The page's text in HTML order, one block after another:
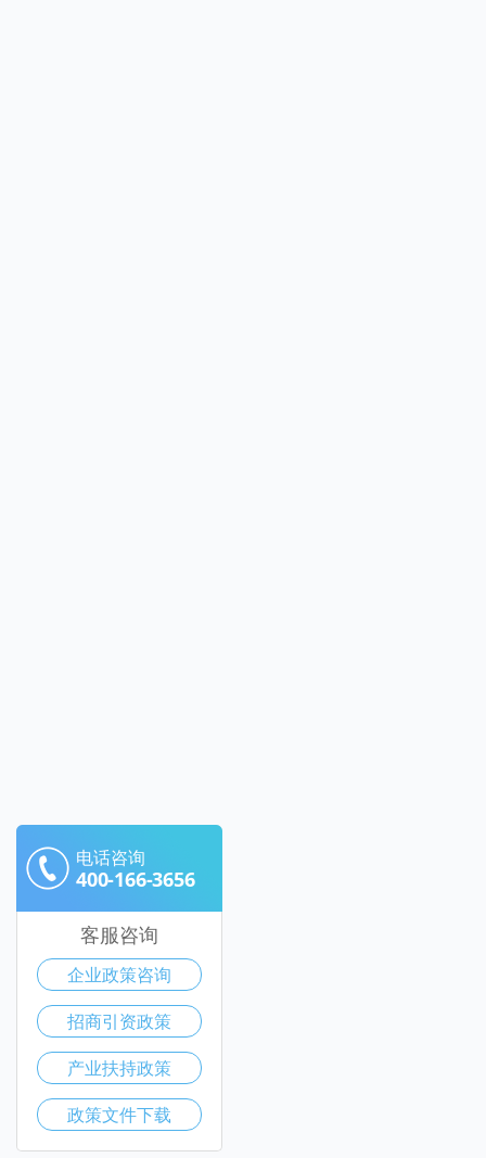
电话咨询
400-166-3656
客服咨询
企业政策咨询
招商引资政策
产业扶持政策
政策文件下载